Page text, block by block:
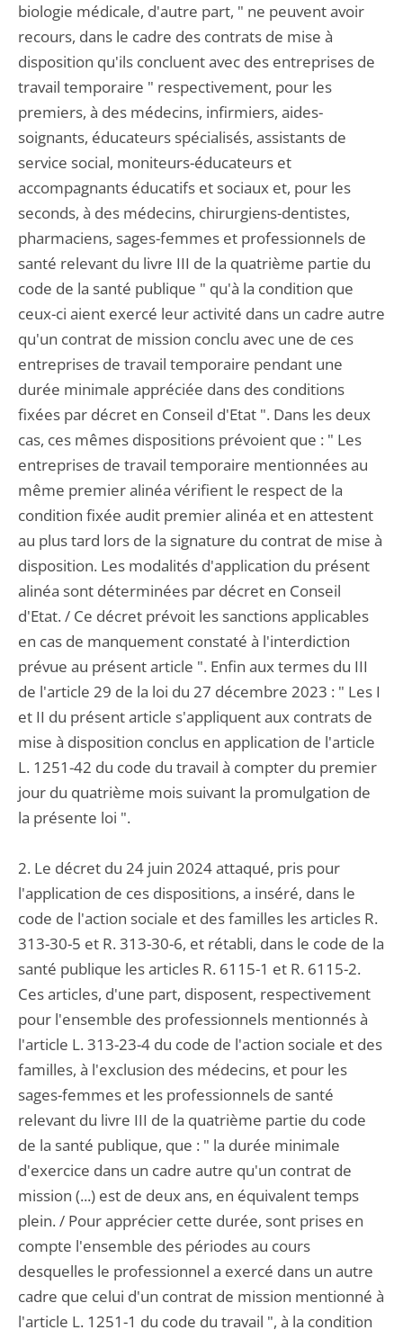
biologie médicale, d'autre part, " ne peuvent avoir
recours, dans le cadre des contrats de mise à
disposition qu'ils concluent avec des entreprises de
travail temporaire " respectivement, pour les
premiers, à des médecins, infirmiers, aides-
soignants, éducateurs spécialisés, assistants de
service social, moniteurs-éducateurs et
accompagnants éducatifs et sociaux et, pour les
seconds, à des médecins, chirurgiens-dentistes,
pharmaciens, sages-femmes et professionnels de
santé relevant du livre III de la quatrième partie du
code de la santé publique " qu'à la condition que
ceux-ci aient exercé leur activité dans un cadre autre
qu'un contrat de mission conclu avec une de ces
entreprises de travail temporaire pendant une
durée minimale appréciée dans des conditions
fixées par décret en Conseil d'Etat ". Dans les deux
cas, ces mêmes dispositions prévoient que : " Les
entreprises de travail temporaire mentionnées au
même premier alinéa vérifient le respect de la
condition fixée audit premier alinéa et en attestent
au plus tard lors de la signature du contrat de mise à
disposition. Les modalités d'application du présent
alinéa sont déterminées par décret en Conseil
d'Etat. / Ce décret prévoit les sanctions applicables
en cas de manquement constaté à l'interdiction
prévue au présent article ". Enfin aux termes du III
de l'article 29 de la loi du 27 décembre 2023 : " Les I
et II du présent article s'appliquent aux contrats de
mise à disposition conclus en application de l'article
L. 1251-42 du code du travail à compter du premier
jour du quatrième mois suivant la promulgation de
la présente loi ".
2. Le décret du 24 juin 2024 attaqué, pris pour
l'application de ces dispositions, a inséré, dans le
code de l'action sociale et des familles les articles R.
313-30-5 et R. 313-30-6, et rétabli, dans le code de la
santé publique les articles R. 6115-1 et R. 6115-2.
Ces articles, d'une part, disposent, respectivement
pour l'ensemble des professionnels mentionnés à
l'article L. 313-23-4 du code de l'action sociale et des
familles, à l'exclusion des médecins, et pour les
sages-femmes et les professionnels de santé
relevant du livre III de la quatrième partie du code
de la santé publique, que : " la durée minimale
d'exercice dans un cadre autre qu'un contrat de
mission (...) est de deux ans, en équivalent temps
plein. / Pour apprécier cette durée, sont prises en
compte l'ensemble des périodes au cours
desquelles le professionnel a exercé dans un autre
cadre que celui d'un contrat de mission mentionné à
l'article L. 1251-1 du code du travail ", à la condition